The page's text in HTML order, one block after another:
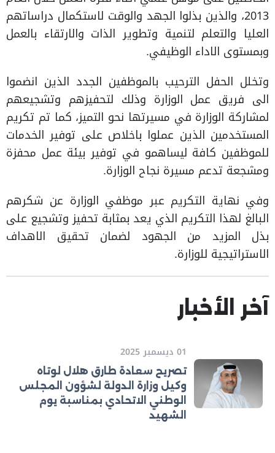
2013، والذين بذلوا الجهد والوقت لاستكمال دراساتهم
العليا والتعلم لتنمية وتطوير الذات والارتقاء بالعمل
وبمستوى الاداء الوظيفي.
وتخلل الحفل الترحيب بالموظفين الجدد الذين انضموا
الى فريق عمل الوزارة وذلك لتحفيزهم وتشجيعهم
لمشاركة الوزارة في مسيرتها نحو التميز، كما تم تكريم
المستخدمين الذين عملوا باخلاص على توفير الخدمات
للموظفين كافة ليساهمو في توفير بيئة عمل محفزة
ومشجعة تدعم مسيرة نجاح الوزارة.
وفي نهاية التكريم عبر موظفي الوزارة عن شكرهم
البالغ لهذا التكريم الذي يعد بمثابة تحفيز وتشجيع على
بذل المزيد من الجهود لضمان تحقيق الاهداف
الاستراتيجية للوزارة.
آخر الأخبار
01 ديسمبر 2025
تصريح سعادة طارق هلال لوتاه
وكيل وزارة الدولة لشؤون المجلس
الوطني الاتحادي بمناسبة يوم
الشهيد